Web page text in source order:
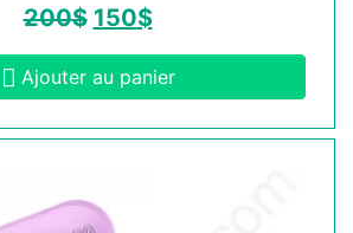
200$ 150$
Ajouter au panier